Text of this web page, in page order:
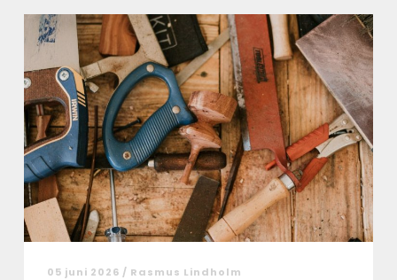
05 juni 2026 / Rasmus Lindholm